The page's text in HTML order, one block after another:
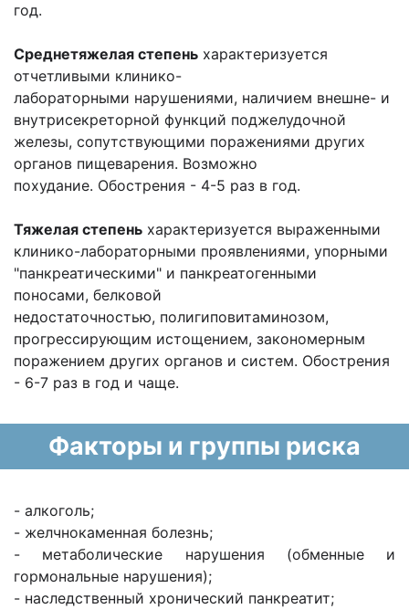
год.
Среднетяжелая степень характеризуется
отчетливыми клинико-
лабораторными нарушениями, наличием внешне- и
внутрисекреторной функций поджелудочной
железы, сопутствующими поражениями других
органов пищеварения. Возможно
похудание. Обострения - 4-5 раз в год.
Тяжелая степень характеризуется выраженными
клинико-лабораторными проявлениями, упорными
"панкреатическими" и панкреатогенными
поносами, белковой
недостаточностью, полигиповитаминозом,
прогрессирующим истощением, закономерным
поражением других органов и систем. Обострения
- 6-7 раз в год и чаще.
Факторы и группы риска
- алкоголь;
- желчнокаменная болезнь;
- метаболические нарушения (обменные и
гормональные нарушения);
- наследственный хронический панкреатит;